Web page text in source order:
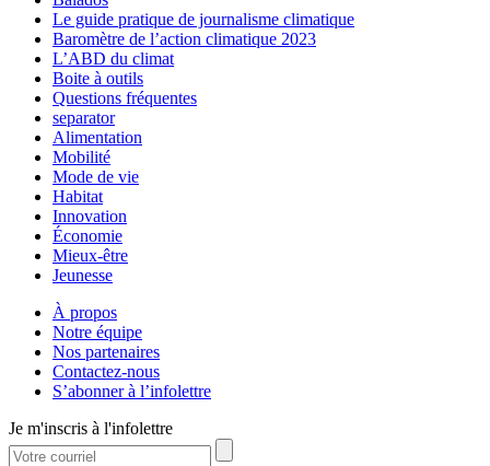
Le guide pratique de journalisme climatique
Baromètre de l’action climatique 2023
L’ABD du climat
Boite à outils
Questions fréquentes
separator
Alimentation
Mobilité
Mode de vie
Habitat
Innovation
Économie
Mieux-être
Jeunesse
À propos
Notre équipe
Nos partenaires
Contactez-nous
S’abonner à l’infolettre
Je m'inscris à l'infolettre